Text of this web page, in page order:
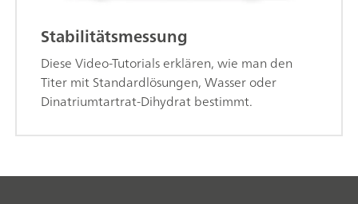
Stabilitätsmessung
Diese Video-Tutorials erklären, wie man den
Titer mit Standardlösungen, Wasser oder
Dinatriumtartrat-Dihydrat bestimmt.